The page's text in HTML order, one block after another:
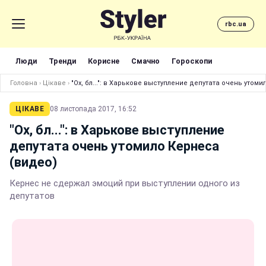
rbc.ua
Люди Тренди Корисне Смачно Гороскопи
Головна › Цікаве › "Ох, бл...": в Харькове выступление депутата очень
ЦІКАВЕ 08 листопада 2017, 16:52
"Ох, бл...": в Харькове выступление
депутата очень утомило Кернеса
(видео)
Кернес не сдержал эмоций при выступлении одного из
депутатов